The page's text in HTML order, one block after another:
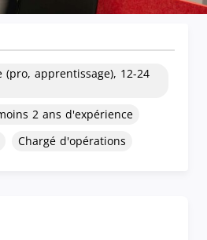
apprentissage), 12-24
2 ans d'expérience
Chargé d'opérations